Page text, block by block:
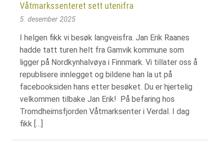
Våtmarkssenteret sett utenifra
5. desember 2025
I helgen fikk vi besøk langveisfra. Jan Erik Raanes
hadde tatt turen helt fra Gamvik kommune som
ligger på Nordkynhalvøya i Finnmark. Vi tillater oss å
republisere innlegget og bildene han la ut på
facebooksiden hans etter besøket. Du er hjertelig
velkommen tilbake Jan Erik! På befaring hos
Tromdheimsfjorden Våtmarksenter i Verdal. I dag
fikk […]